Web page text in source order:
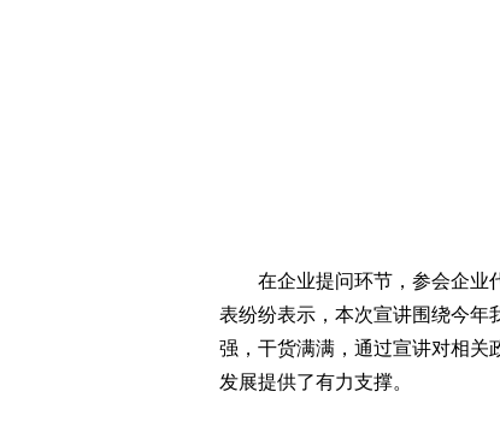
在企业提问环节，参会企业
表纷纷表示，本次宣讲围绕今年
强，干货满满，通过宣讲对相关
发展提供了有力支撑。